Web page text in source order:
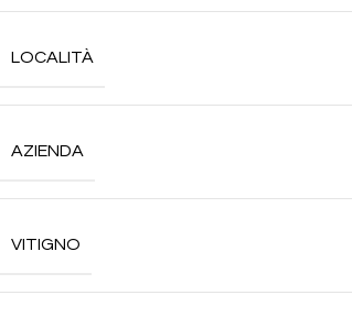
LOCALITÀ
AZIENDA
VITIGNO